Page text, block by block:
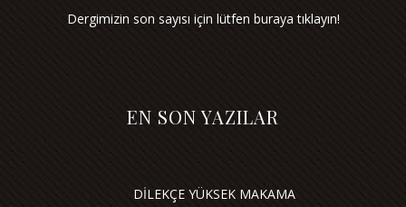
Dergimizin son sayısı için lütfen buraya tıklayın!
EN SON YAZILAR
DİLEKÇE YÜKSEK MAKAMA